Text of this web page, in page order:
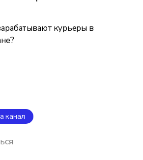
курьеры в
канал